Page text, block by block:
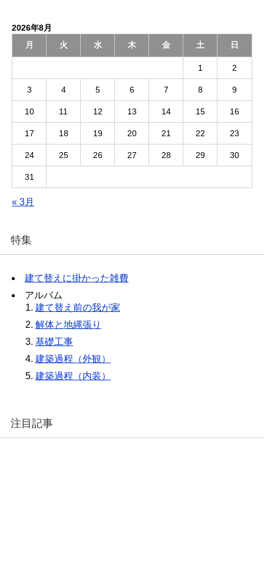
2026年8月
月
火 水 木 金 土 日
1 2
3 4 5 6 7 8 9
10 11 12 13 14 15 16
17 18 19 20 21 22 23
24 25 26 27 28 29 30
31
« 3月
特集
建て替えに掛かった雑費
アルバム
建て替え前の我が家
解体と地縄張り
基礎工事
建築過程（外観）
建築過程（内装）
注目記事